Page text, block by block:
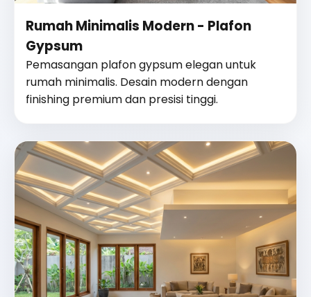
Rumah Minimalis Modern - Plafon
Gypsum
Pemasangan plafon gypsum elegan untuk
rumah minimalis. Desain modern dengan
finishing premium dan presisi tinggi.